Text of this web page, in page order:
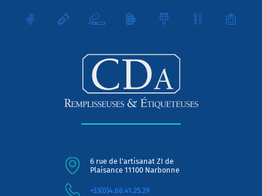
6 rue de l'artisanat ZI de
Plaisance 11100 Narbonne
+33(0)4.68.41.25.29